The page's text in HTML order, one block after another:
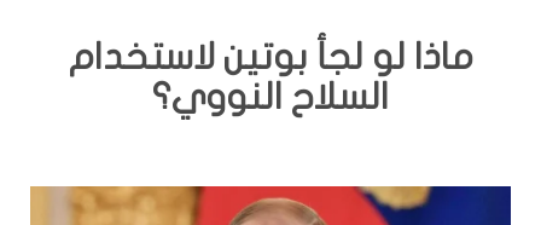
ماذا لو لجأ بوتين لاستخدام
السلاح النووي؟